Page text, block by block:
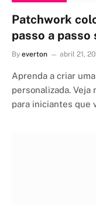
Patchwork
passo a
By everton abril 21,
Aprenda a criar
personalizada.
para iniciantes que